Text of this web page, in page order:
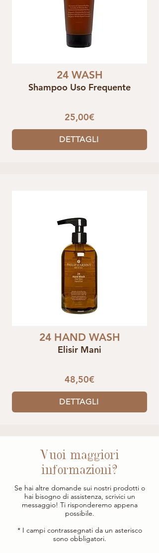
24 WASH
Shampoo Uso Frequente
25,00€
DETTAGLI
24 HAND WASH
Elisir Mani
48,50€
DETTAGLI
Vuoi maggiori
informazioni?
Se hai altre domande sui nostri prodotti o
hai bisogno di assistenza, scrivici un
messaggio! Ti risponderemo appena
possibile.
* I campi contrassegnati da un asterisco
sono obbligatori.